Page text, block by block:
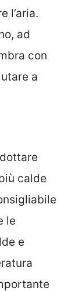
l’aria.
ad
con
a
calde
le
e